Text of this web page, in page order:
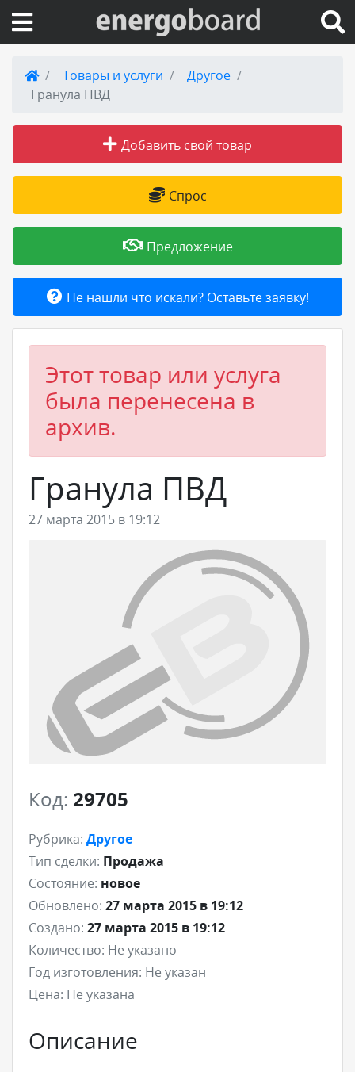
Вход на сайт
Публикации
Товары и услуги
Добавить товар или услугу
Товары и услуги
Другое
Гранула ПВД
Добавить свой товар
Спрос
Предложение
Не нашли что искали? Оставьте заявку!
Этот товар или услуга
была перенесена в
архив.
Гранула ПВД
27 марта 2015 в 19:12
Код: 29705
Рубрика: Другое
Тип сделки: Продажа
Состояние: новое
Обновлено: 27 марта 2015 в 19:12
Создано: 27 марта 2015 в 19:12
Количество: Не указано
Год изготовления: Не указан
Цена: Не указана
Описание